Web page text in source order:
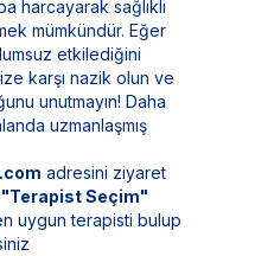
harcayarak sağlıklı
mümkündür. Eğer
etkilediğini
karşı nazik olun ve
unutmayın! Daha
uzmanlaşmış
adresini ziyaret
Seçim"
uygun terapisti bulup